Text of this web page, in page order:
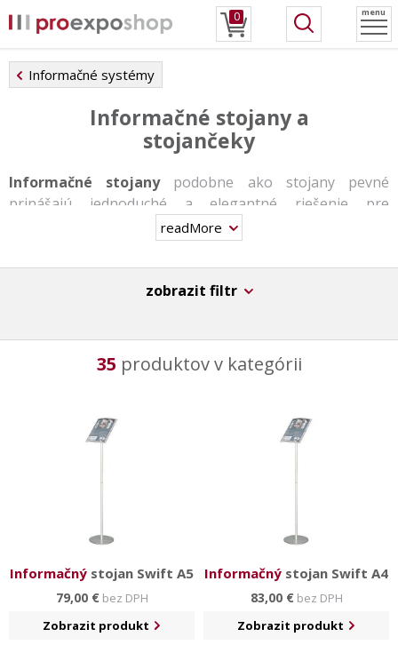
0 menu
Informačné systémy
Informačné stojany a
stojančeky
Informačné stojanypodobne ako stojany pevné
prinášajú jednoduché a elegantné riešenie pre
prezentáciu vašich propagačných materiálov a
reklamných oznámení. Stojany nie sú vhodné pre
každodenné presuny, za todisponujú veľkou
odolnosťou, stabilitou a originálnym dizajnom
reštauráciách a hoteloch, v kongresových centrách a
výstavných halách apod.
do ktorých sa umiestni reklamný obsah. Ďalšou
skupinou sú menšie stojančeky s hliníkovou základňou a
readMore
zobrazit filtr
35 produktov v kategórii
Informačný stojan Swift A5
79,00 €bez DPH
Zobrazit produkt
Informačný stojan Swift A4
83,00 €bez DPH
Zobrazit produkt